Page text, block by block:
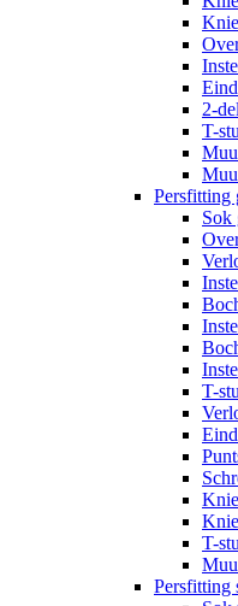
2-
T-
Persfitting
Sok
T-
T-
Persfitting